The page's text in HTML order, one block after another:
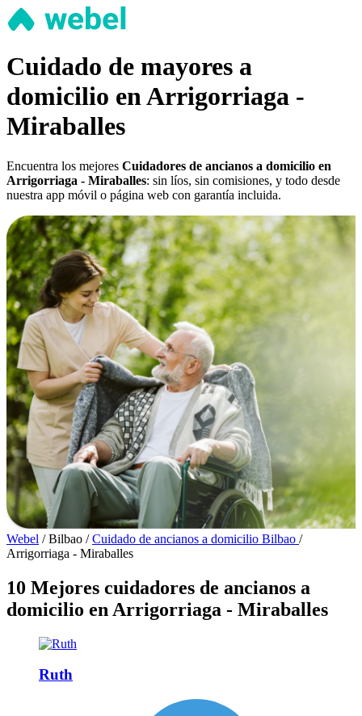
Cuidado de mayores a
domicilio en Arrigorriaga -
Miraballes
Encuentra los mejores Cuidadores de ancianos a domicilio en
Arrigorriaga - Miraballes: sin líos, sin comisiones, y todo desde
nuestra app móvil o página web con garantía incluida.
Webel / Bilbao / Cuidado de ancianos a domicilio Bilbao /
Arrigorriaga - Miraballes
10 Mejores cuidadores de ancianos a
domicilio en Arrigorriaga - Miraballes
Ruth